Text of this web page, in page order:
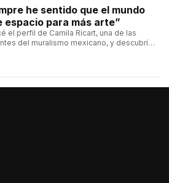
he sentido que el mundo
espacio para más arte”
el perfil de Camila Ricart, una de las
del muralismo mexicano, y descubrí